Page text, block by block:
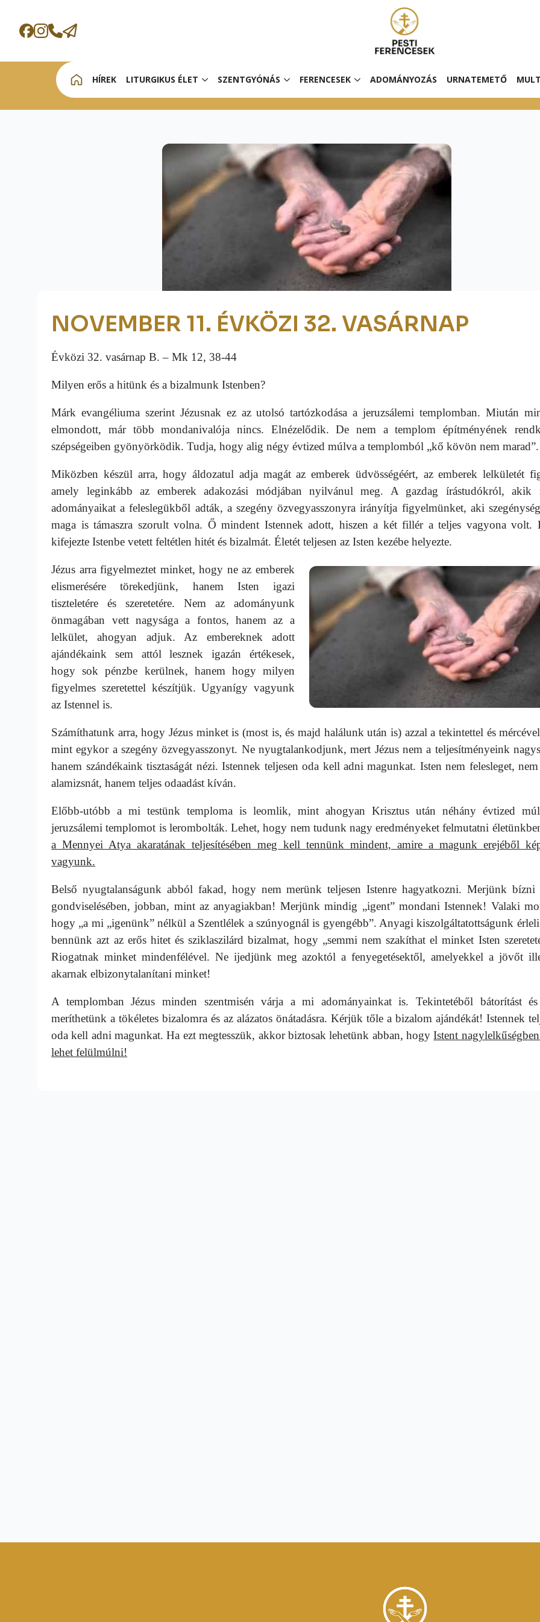
HÍREK LITURGIKUS ÉLET SZENTGYÓNÁS FERENCESEK ADOMÁNYOZÁS URNATEMETŐ
NOVEMBER 11. ÉVKÖZI 32. VASÁRNAP
Évközi 32. vasárnap B. – Mk 12, 38-44
Milyen erős a hitünk és a bizalmunk Istenben?
Márk evangéliuma szerint Jézusnak ez az utolsó tartózkodása a jeruzsálemi templomban. Miután
elmondott, már több mondanivalója nincs. Elnézelődik. De nem a templom építményének
szépségeiben gyönyörködik. Tudja, hogy alig négy évtized múlva a templomból „kő kövön nem marad”.
Miközben készül arra, hogy áldozatul adja magát az emberek üdvösségéért, az emberek lelkületét
amely leginkább az emberek adakozási módjában nyilvánul meg. A gazdag írástudókról, akik
adományaikat a feleslegükből adták, a szegény özvegyasszonyra irányítja figyelmünket, aki
maga is támaszra szorult volna. Ő mindent Istennek adott, hiszen a két fillér a teljes vagyona volt.
kifejezte Istenbe vetett feltétlen hitét és bizalmát. Életét teljesen az Isten kezébe helyezte.
Jézus arra figyelmeztet minket, hogy ne az emberek
elismerésére törekedjünk, hanem Isten igazi
tiszteletére és szeretetére. Nem az adományunk
önmagában vett nagysága a fontos, hanem az a
lelkület, ahogyan adjuk. Az embereknek adott
ajándékaink sem attól lesznek igazán értékesek,
hogy sok pénzbe kerülnek, hanem hogy milyen
figyelmes szeretettel készítjük. Ugyanígy vagyunk
az Istennel is.
Számíthatunk arra, hogy Jézus minket is (most is, és majd halálunk után is) azzal a tekintettel és
mint egykor a szegény özvegyasszonyt. Ne nyugtalankodjunk, mert Jézus nem a teljesítményeink
hanem szándékaink tisztaságát nézi. Istennek teljesen oda kell adni magunkat. Isten nem felesleget,
alamizsnát, hanem teljes odaadást kíván.
Előbb-utóbb a mi testünk temploma is leomlik, mint ahogyan Krisztus után néhány évtized
jeruzsálemi templomot is lerombolták. Lehet, hogy nem tudunk nagy eredményeket felmutatni
a Mennyei Atya akaratának teljesítésében meg kell tennünk mindent, amire a magunk erejéből
vagyunk.
Belső nyugtalanságunk abból fakad, hogy nem merünk teljesen Istenre hagyatkozni. Merjünk bízni
gondviselésében, jobban, mint az anyagiakban! Merjünk mindig „igent” mondani Istennek! Valaki
hogy „a mi „igenünk” nélkül a Szentlélek a szúnyognál is gyengébb”. Anyagi kiszolgáltatottságunk
bennünk azt az erős hitet és sziklaszilárd bizalmat, hogy „semmi nem szakíthat el minket Isten
Riogatnak minket mindenfélével. Ne ijedjünk meg azoktól a fenyegetésektől, amelyekkel a jövőt
akarnak elbizonytalanítani minket!
A templomban Jézus minden szentmisén várja a mi adományainkat is. Tekintetéből bátorítást
meríthetünk a tökéletes bizalomra és az alázatos önátadásra. Kérjük tőle a bizalom ajándékát! Istennek
oda kell adni magunkat. Ha ezt megtesszük, akkor biztosak lehetünk abban, hogyIstent
lehet felülmúlni!